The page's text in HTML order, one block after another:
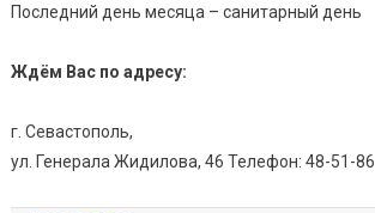
Последний день месяца – санитарный день
Ждём Вас по адресу:
г. Севастополь,
ул. Генерала Жидилова, 46 Телефон: 48-51-86